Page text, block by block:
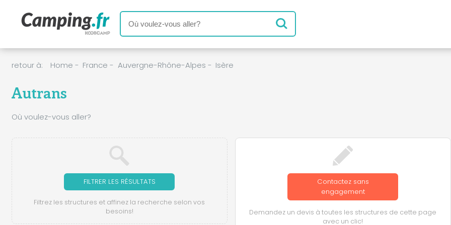
retour à: Home - France - Auvergne-Rhône-Alpes - Isère
Autrans
Où voulez-vous aller?
FILTRER LES RÉSULTATS
Filtrez les structures et affinez la recherche selon vos
besoins!
Contactez sans
engagement
Demandez un devis à toutes les structures de cette page
avec un clic!